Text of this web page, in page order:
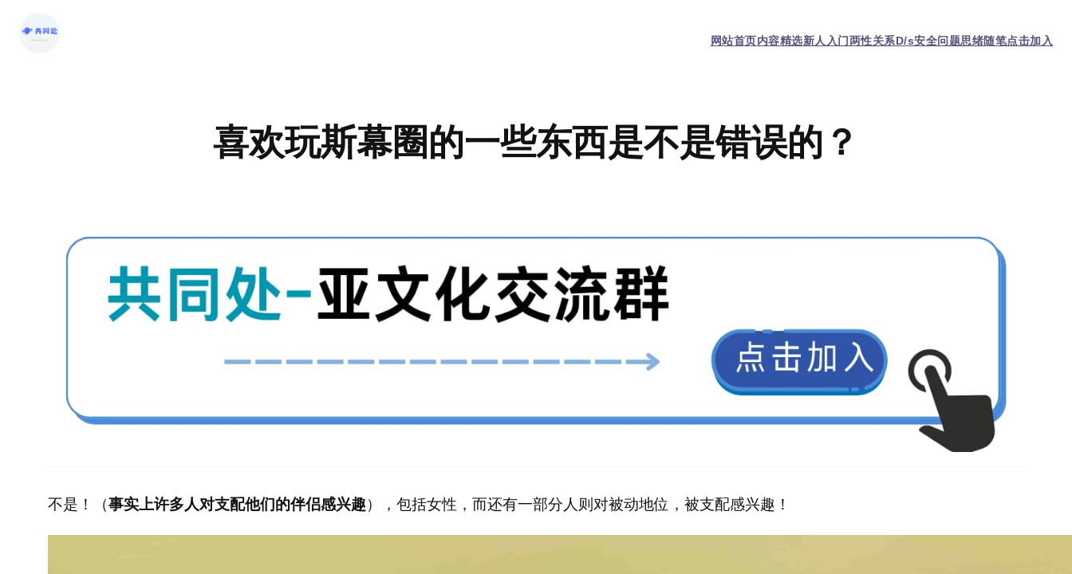
网站首页内容精选新人入门两性关系D/s安全问题思绪随笔点击加入
喜欢玩斯幕圈的一些东西是不是错误的？
不是！（事实上许多人对支配他们的伴侣感兴趣），包括女性，而还有一部分人则对被动地位，被支配感兴趣！